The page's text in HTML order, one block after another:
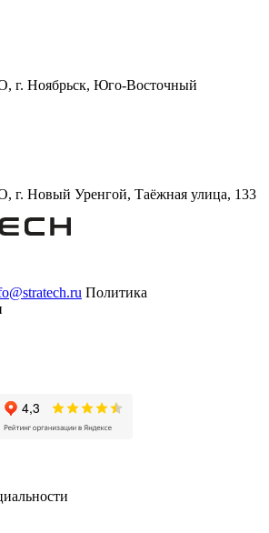
г. Ноябрьск, Юго-Восточный
г. Новый Уренгой, Таёжная улица, 133
Политика